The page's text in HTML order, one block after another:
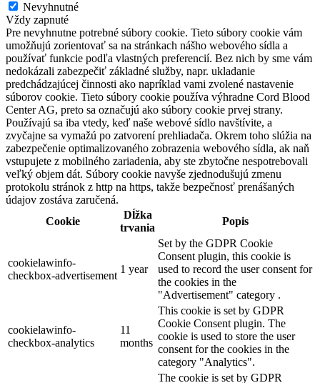
Nevyhnutné
Vždy zapnuté
Pre nevyhnutne potrebné súbory cookie. Tieto súbory cookie vám
umožňujú zorientovať sa na stránkach nášho webového sídla a
používať funkcie podľa vlastných preferencií. Bez nich by sme vám
nedokázali zabezpečiť základné služby, napr. ukladanie
predchádzajúcej činnosti ako napríklad vami zvolené nastavenie
súborov cookie. Tieto súbory cookie používa výhradne Cord Blood
Center AG, preto sa označujú ako súbory cookie prvej strany.
Používajú sa iba vtedy, keď naše webové sídlo navštívite, a
zvyčajne sa vymažú po zatvorení prehliadača. Okrem toho slúžia na
zabezpečenie optimalizovaného zobrazenia webového sídla, ak naň
vstupujete z mobilného zariadenia, aby ste zbytočne nespotrebovali
veľký objem dát. Súbory cookie navyše zjednodušujú zmenu
protokolu stránok z http na https, takže bezpečnosť prenášaných
údajov zostáva zaručená.
Cookie
Dĺžka
trvania
Popis
cookielawinfo-
checkbox-advertisement
1 year
Set by the GDPR Cookie
Consent plugin, this cookie is
used to record the user consent for
the cookies in the
"Advertisement" category .
cookielawinfo-
checkbox-analytics
11
months
This cookie is set by GDPR
Cookie Consent plugin. The
cookie is used to store the user
consent for the cookies in the
category "Analytics".
The cookie is set by GDPR